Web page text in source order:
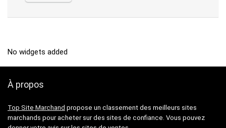
No widgets added
À propos
Top Site Marchand propose un classement des meilleurs sites
marchands pour acheter sur des sites de confiance. Vous pouvez